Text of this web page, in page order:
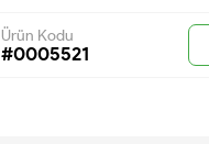
Ürün Kodu
#0005521